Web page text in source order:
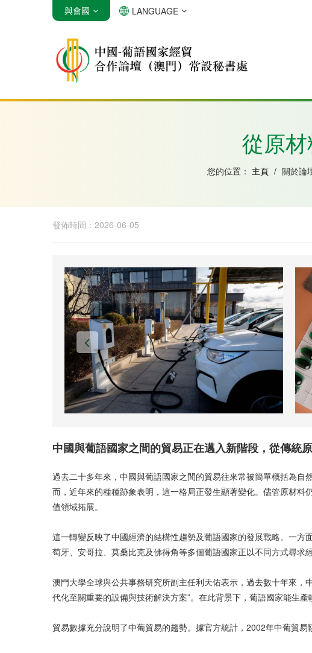
安哥拉 巴西 佛得角
與會國 LANGUAGE
從原
您的位置： 主頁 / 關於論
發佈時間：2026-06-05
中國與葡語國家之間的貿易正在邁入新階段，從傳統
過去二十多年來，中國與葡語國家之間的貿易往來常被簡單概括為
而，近年來的種種跡象表明，這一格局正發生顯著變化。儘管原材
值領域拓展。
這一轉變反映了中國經濟的結構性趨勢及葡語國家的發展戰略。一
萄牙、安哥拉、莫桑比克及佛得角等多個葡語國家正以不同方式尋求
澳門大學全球與公共事務研究所副主任利天佑表示，過去數十年來，
代化至關重要的設備與技術解決方案”。在此背景下，葡語國家能生
貿易數據充分說明了中葡貿易的趨勢。據官方統計，2002年中葡貿